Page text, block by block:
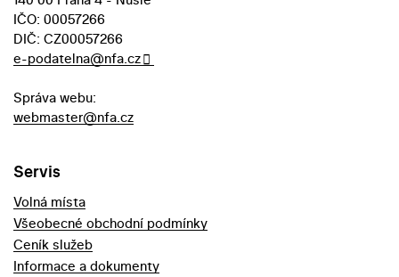
IČO: 00057266
DIČ: CZ00057266
e-podatelna@nfa.cz
Správa webu:
webmaster@nfa.cz
Servis
Volná místa
Všeobecné obchodní podmínky
Ceník služeb
Informace a dokumenty